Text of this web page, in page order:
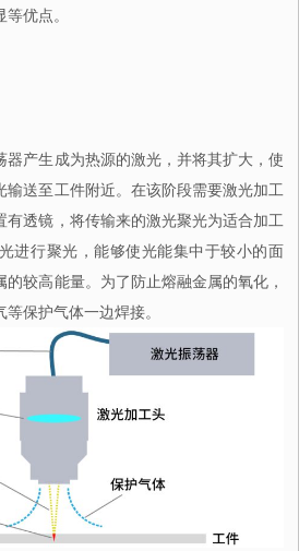
优点。
器产生成为热源的激光，并将其扩大，使
输送至工件附近。在该阶段需要激光加工
有透镜，将传输来的激光聚光为适合加工
进行聚光，能够使光能集中于较小的面
较高能量。为了防止熔融金属的氧化，
保护气体一边焊接。